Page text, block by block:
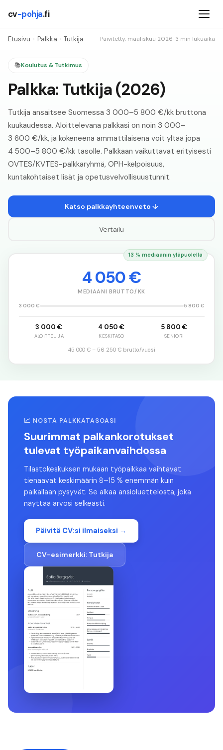
cv-pohja.fi
Etusivu › Palkka › Tutkija Päivitetty: maaliskuu 2026· 3 min lukuaika
📚Koulutus & Tutkimus
Palkka: Tutkija(2026)
Tutkija ansaitsee Suomessa 3 000–5 800 €/kk bruttona
kuukaudessa. Aloittelevana palkkasi on noin 3 000–
3 600 €/kk, ja kokeneena ammattilaisena voit yltää jopa
4 500–5 800 €/kk tasolle. Palkkaan vaikuttavat erityisesti
OVTES/KVTES-palkkaryhmä, OPH-kelpoisuus,
kuntakohtaiset lisät ja opetusvelvollisuustunnit.
Katso palkkayhteenveto ↓
Vertailu
13 % mediaanin yläpuolella
4 050 €
MEDIAANI BRUTTO/KK
3 000 € 5 800 €
3 000 €
ALOITTELIJA
4 050 €
KESKITASO
5 800 €
SENIORI
45 000 €– 56 250 €brutto/vuosi
📈 NOSTA PALKKATASOASI
Suurimmat palkankorotukset
tulevat työpaikanvaihdossa
Tilastokeskuksen mukaan työpaikkaa vaihtavat
tienaavat keskimäärin 8–15 % enemmän kuin
paikallaan pysyvät. Se alkaa ansioluettelosta, joka
näyttää arvosi selkeästi.
Päivitä CV:si ilmaiseksi →
CV-esimerkki: Tutkija